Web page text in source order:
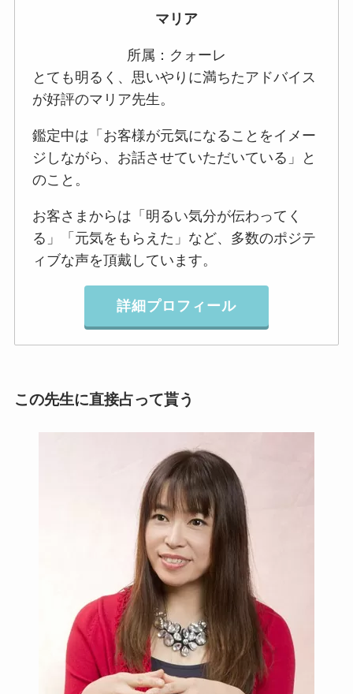
マリア
所属：クォーレ
とても明るく、思いやりに満ちたアドバイス
が好評のマリア先生。
鑑定中は「お客様が元気になることをイメー
ジしながら、お話させていただいている」と
のこと。
お客さまからは「明るい気分が伝わってく
る」「元気をもらえた」など、多数のポジテ
ィブな声を頂戴しています。
詳細プロフィール
この先生に直接占って貰う